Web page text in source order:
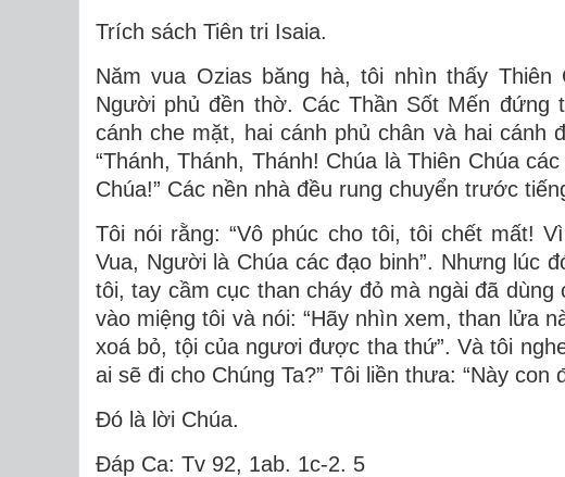
Trích sách Tiên tri Isaia.
Năm vua Ozias băng hà, tôi nhìn thấy
Người phủ đền thờ. Các Thần Sốt Mến
cánh che mặt, hai cánh phủ chân và hai cánh
“Thánh, Thánh, Thánh! Chúa là Thiên Chúa
Chúa!” Các nền nhà đều rung chuyển trước
Tôi nói rằng: “Vô phúc cho tôi, tôi chết mất!
Vua, Người là Chúa các đạo binh”. Nhưng lúc
tôi, tay cầm cục than cháy đỏ mà ngài đã
vào miệng tôi và nói: “Hãy nhìn xem, than lửa
xoá bỏ, tội của ngươi được tha thứ”. Và tôi
ai sẽ đi cho Chúng Ta?” Tôi liền thưa: “Này con
Ðó là lời Chúa.
Ðáp Ca: Tv 92, 1ab. 1c-2. 5